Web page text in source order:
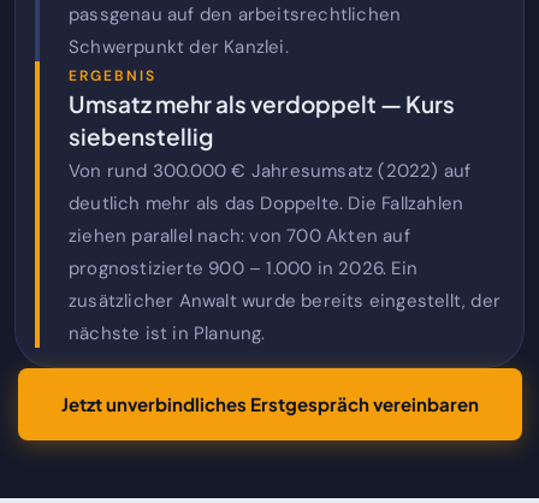
passgenau auf den arbeitsrechtlichen
Schwerpunkt der Kanzlei.
ERGEBNIS
Umsatz mehr als verdoppelt — Kurs
siebenstellig
Von rund 300.000 € Jahresumsatz (2022) auf
deutlich mehr als das Doppelte. Die Fallzahlen
ziehen parallel nach: von 700 Akten auf
prognostizierte 900 – 1.000 in 2026. Ein
zusätzlicher Anwalt wurde bereits eingestellt, der
nächste ist in Planung.
Jetzt unverbindliches Erstgespräch vereinbaren